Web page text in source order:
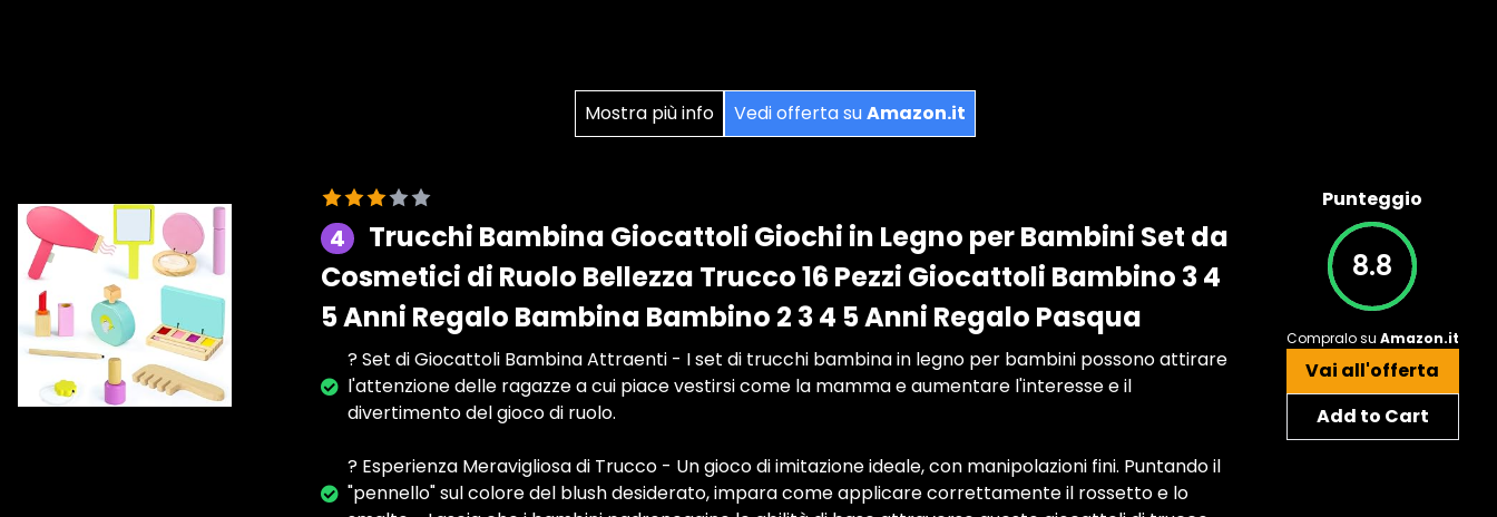
Mostra più info Vedi offerta suAmazon.it
4
Trucchi Bambina Giocattoli Giochi in Legno per Bambini Set da
Cosmetici di Ruolo Bellezza Trucco 16 Pezzi Giocattoli Bambino 3 4
5 Anni Regalo Bambina Bambino 2 3 4 5 Anni Regalo Pasqua
? Set di Giocattoli Bambina Attraenti - I set di trucchi bambina in legno per bambini possono attirare
l'attenzione delle ragazze a cui piace vestirsi come la mamma e aumentare l'interesse e il
divertimento del gioco di ruolo.
? Esperienza Meravigliosa di Trucco - Un gioco di imitazione ideale, con manipolazioni fini. Puntando il
"pennello" sul colore del blush desiderato, impara come applicare correttamente il rossetto e lo
Punteggio
8.8
Compralo su Amazon.it
Vai all'offerta
Add to Cart